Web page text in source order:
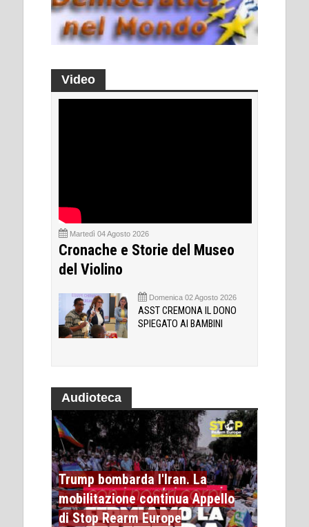
Video
Martedì 04 Agosto 2026
Cronache e Storie del Museo
del Violino
Domenica 02 Agosto 2026
ASST CREMONA IL DONO
SPIEGATO AI BAMBINI
Audioteca
Trump bombarda l'Iran. La
mobilitazione continua Appello
di Stop Rearm Europe